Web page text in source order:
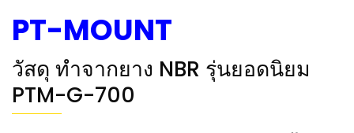
PT-MOUNT
วัสดุ ทำจากยาง NBR รุ่นยอดนิยม
PTM-G-700